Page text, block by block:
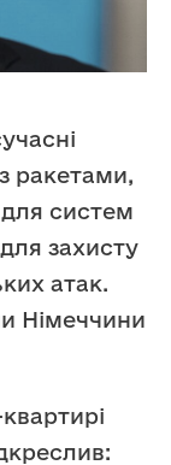
ракетами,
систем
захисту
атак.
Німеччини